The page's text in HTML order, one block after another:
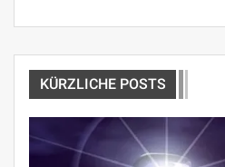
KÜRZLICHE POSTS